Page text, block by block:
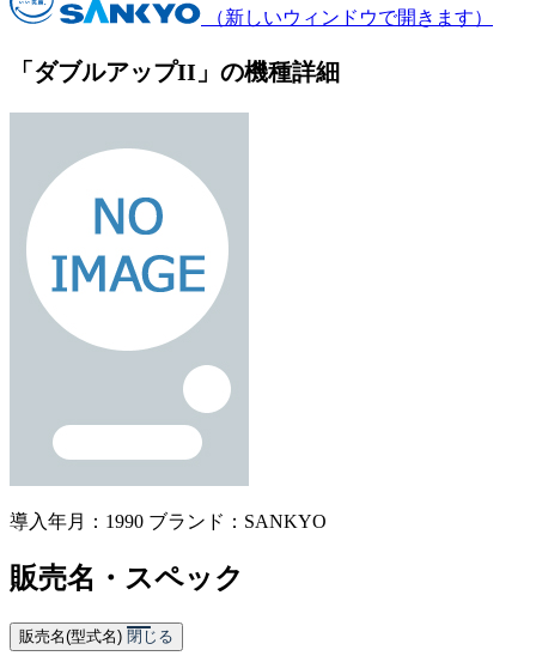
（新しいウィンドウで開きます）
「ダブルアップII」の機種詳細
導入年月：1990 ブランド：SANKYO
販売名・スペック
販売名(型式名) 閉じる